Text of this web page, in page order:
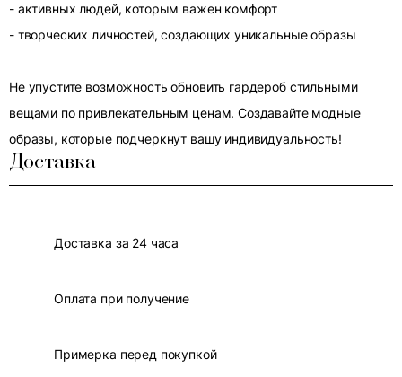
- активных людей, которым важен комфорт
- творческих личностей, создающих уникальные образы
Не упустите возможность обновить гардероб стильными
вещами по привлекательным ценам. Создавайте модные
образы, которые подчеркнут вашу индивидуальность!
Доставка
Доставка за 24 часа
Оплата при получение
Примерка перед покупкой